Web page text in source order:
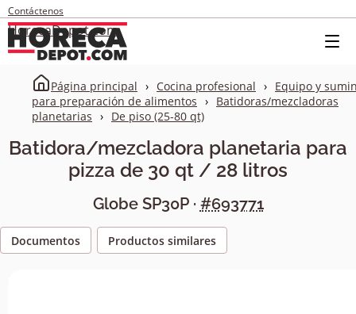
Contáctenos
HorecaDepot.com
Página principal Cocina profesional
Equipo y
para preparación de alimentos
Batidoras/mezcladoras
planetarias
De piso (25-80 qt)
Batidora/mezcladora planetaria para
pizza de 30 qt / 28 litros
Globe SP30P· #693771
Documentos Productos similares